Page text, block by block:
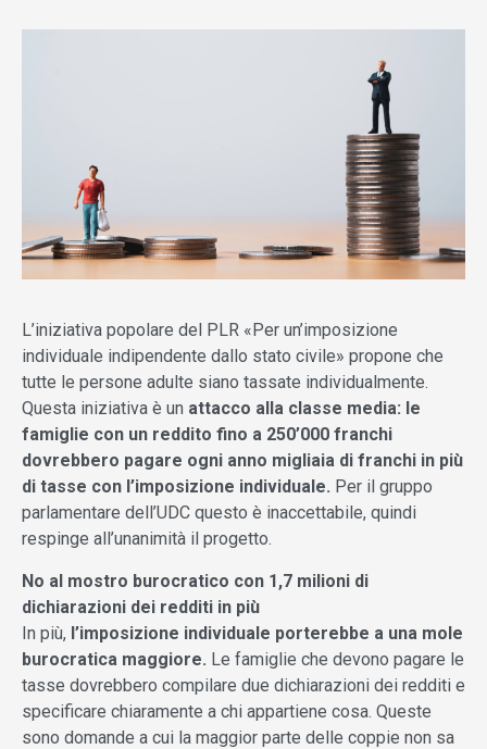
L’iniziativa popolare del PLR «Per un’imposizione
individuale indipendente dallo stato civile» propone che
tutte le persone adulte siano tassate individualmente.
Questa iniziativa è un attacco alla classe media: le
famiglie con un reddito fino a 250’000 franchi
dovrebbero pagare ogni anno migliaia di franchi in più
di tasse con l’imposizione individuale. Per il gruppo
parlamentare dell’UDC questo è inaccettabile, quindi
respinge all’unanimità il progetto.
No al mostro burocratico con 1,7 milioni di
dichiarazioni dei redditi in più
In più, l’imposizione individuale porterebbe a una mole
burocratica maggiore. Le famiglie che devono pagare le
tasse dovrebbero compilare due dichiarazioni dei redditi e
specificare chiaramente a chi appartiene cosa. Queste
sono domande a cui la maggior parte delle coppie non sa